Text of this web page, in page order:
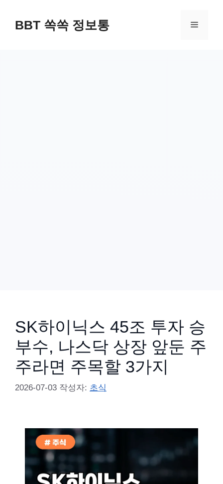
BBT 쏙쏙 정보통 메
SK하이닉스 45조 투자 승
부수, 나스닥 상장 앞둔 주
주라면 주목할 3가지
2026-07-03 작성자: 초식